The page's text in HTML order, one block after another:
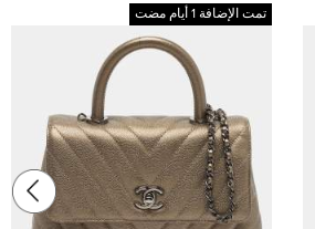
تمت الإضافة 1 أيام مضت